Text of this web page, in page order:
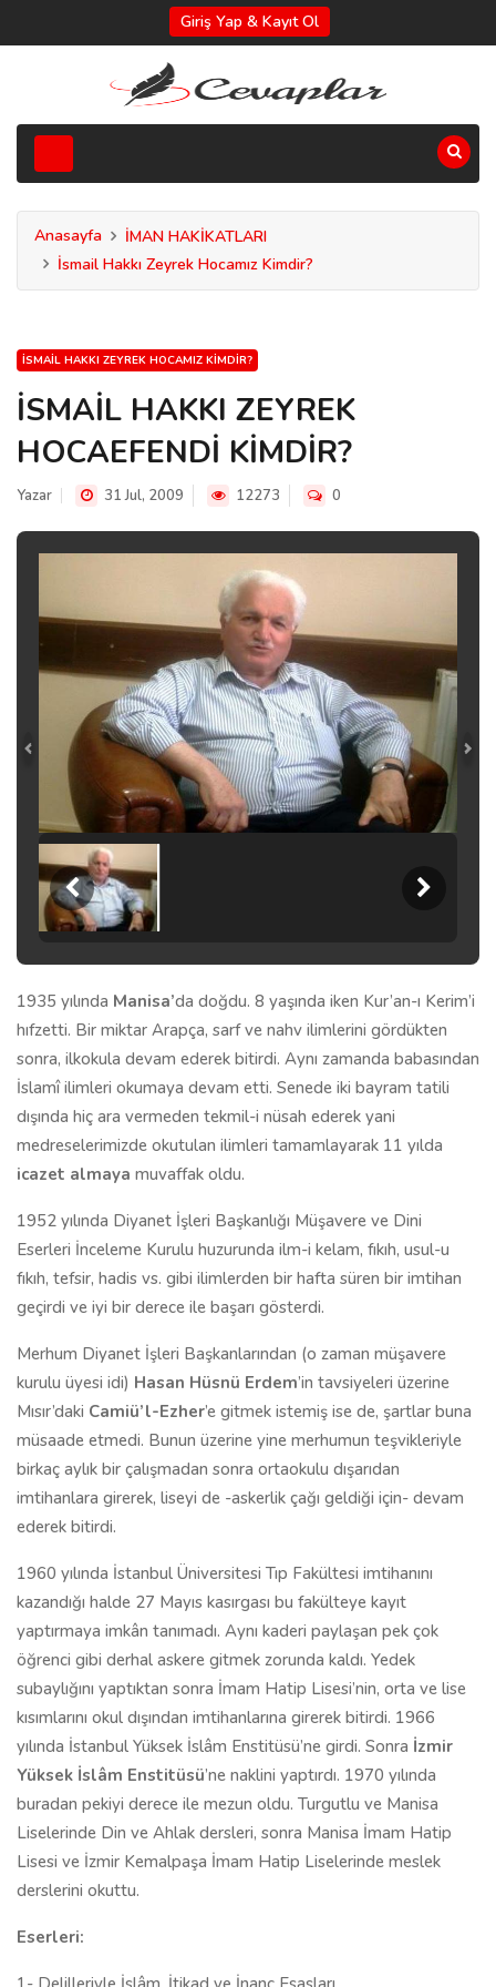
Giriş Yap & Kayıt Ol
Anasayfa
İMAN HAKİKATLARI
İsmail Hakkı Zeyrek Hocamız Kimdir?
İSMAIL HAKKI ZEYREK HOCAMIZ KIMDIR?
İSMAİL HAKKI ZEYREK
HOCAEFENDİ KİMDİR?
Yazar 31 Jul, 2009 12273 0
1935 yılında Manisa’da doğdu. 8 yaşında iken Kur’an-ı Kerim’i
hıfzetti. Bir miktar Arapça, sarf ve nahv ilimlerini gördükten
sonra, ilkokula devam ederek bitirdi. Aynı zamanda babasından
İslamî ilimleri okumaya devam etti. Senede iki bayram tatili
dışında hiç ara vermeden tekmil-i nüsah ederek yani
medreselerimizde okutulan ilimleri tamamlayarak 11 yılda
icazet almaya muvaffak oldu.
1952 yılında Diyanet İşleri Başkanlığı Müşavere ve Dini
Eserleri İnceleme Kurulu huzurunda ilm-i kelam, fıkıh, usul-u
fıkıh, tefsir, hadis vs. gibi ilimlerden bir hafta süren bir imtihan
geçirdi ve iyi bir derece ile başarı gösterdi.
Merhum Diyanet İşleri Başkanlarından (o zaman müşavere
kurulu üyesi idi) Hasan Hüsnü Erdem’in tavsiyeleri üzerine
Mısır’daki Camiü’l-Ezher’e gitmek istemiş ise de, şartlar buna
müsaade etmedi. Bunun üzerine yine merhumun teşvikleriyle
birkaç aylık bir çalışmadan sonra ortaokulu dışarıdan
imtihanlara girerek, liseyi de -askerlik çağı geldiği için- devam
ederek bitirdi.
1960 yılında İstanbul Üniversitesi Tıp Fakültesi imtihanını
kazandığı halde 27 Mayıs kasırgası bu fakülteye kayıt
yaptırmaya imkân tanımadı. Aynı kaderi paylaşan pek çok
öğrenci gibi derhal askere gitmek zorunda kaldı. Yedek
subaylığını yaptıktan sonra İmam Hatip Lisesi’nin, orta ve lise
kısımlarını okul dışından imtihanlarına girerek bitirdi. 1966
yılında İstanbul Yüksek İslâm Enstitüsü’ne girdi. Sonra İzmir
Yüksek İslâm Enstitüsü’ne naklini yaptırdı. 1970 yılında
buradan pekiyi derece ile mezun oldu. Turgutlu ve Manisa
Liselerinde Din ve Ahlak dersleri, sonra Manisa İmam Hatip
Lisesi ve İzmir Kemalpaşa İmam Hatip Liselerinde meslek
derslerini okuttu.
Eserleri: